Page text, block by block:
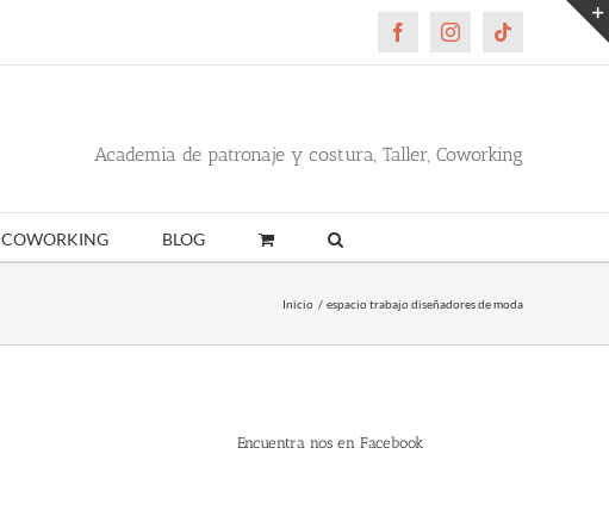
FacebookInstagramTiktok
Academia de patronaje y costura, Taller, Coworking
COWORKING BLOG
Inicio espacio trabajo diseñadores de moda
Encuentra nos en Facebook